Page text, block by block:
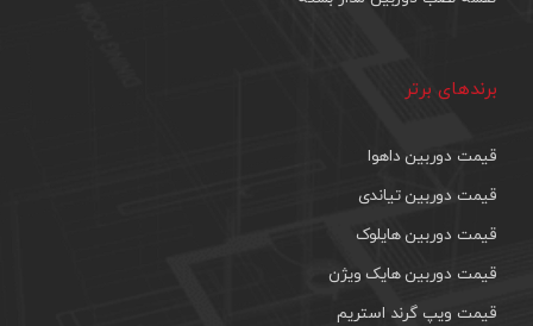
برندهای برتر
قیمت دوربین داهوا
قیمت دوربین تیاندی
قیمت دوربین هایلوک
قیمت دوربین هایک ویژن
قیمت ویپ گرند استریم